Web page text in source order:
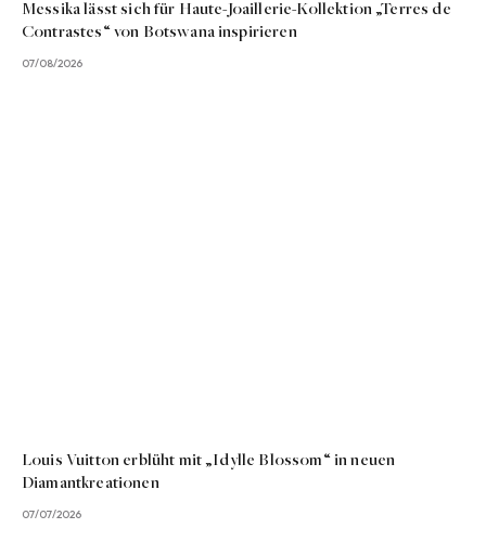
Messika lässt sich für Haute-Joaillerie-Kollektion „Terres de
Contrastes“ von Botswana inspirieren
07/08/2026
Louis Vuitton erblüht mit „Idylle Blossom“ in neuen
Diamantkreationen
07/07/2026